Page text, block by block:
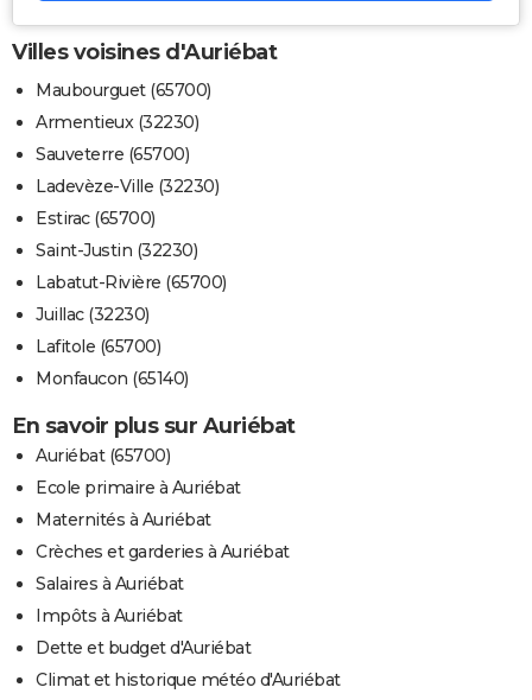
Villes voisines d'Auriébat
Maubourguet (65700)
Armentieux (32230)
Sauveterre (65700)
Ladevèze-Ville (32230)
Estirac (65700)
Saint-Justin (32230)
Labatut-Rivière (65700)
Juillac (32230)
Lafitole (65700)
Monfaucon (65140)
En savoir plus sur Auriébat
Auriébat (65700)
Ecole primaire à Auriébat
Maternités à Auriébat
Crèches et garderies à Auriébat
Salaires à Auriébat
Impôts à Auriébat
Dette et budget d'Auriébat
Climat et historique météo d'Auriébat